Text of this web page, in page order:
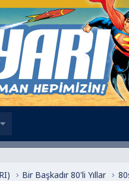
Bir Başkadır 80'li Yıllar